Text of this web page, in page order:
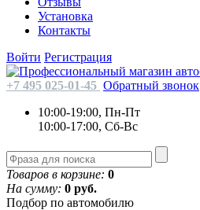
Установка
Контакты
Войти Регистрация
+7 495 025-01-45 Обратный звонок
10:00-19:00, Пн-Пт
10:00-17:00, Сб-Вс
Товаров в корзине: 0
На сумму: 0 руб.
Подбор по автомобилю